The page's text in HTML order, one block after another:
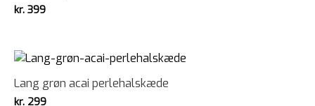
kr. 399
Lang grøn acai perlehalskæde
kr. 299